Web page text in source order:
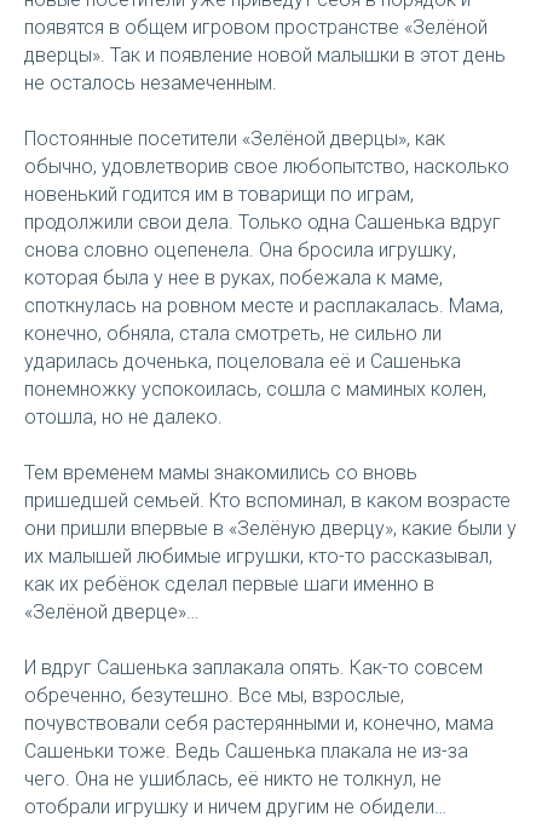
появятся в общем игровом пространстве «Зелёной
дверцы». Так и появление новой малышки в этот день
не осталось незамеченным.
Постоянные посетители «Зелёной дверцы», как
обычно, удовлетворив свое любопытство, насколько
новенький годится им в товарищи по играм,
продолжили свои дела. Только одна Сашенька вдруг
снова словно оцепенела. Она бросила игрушку,
которая была у нее в руках, побежала к маме,
споткнулась на ровном месте и расплакалась. Мама,
конечно, обняла, стала смотреть, не сильно ли
ударилась доченька, поцеловала её и Сашенька
понемножку успокоилась, сошла с маминых колен,
отошла, но не далеко.
Тем временем мамы знакомились со вновь
пришедшей семьей. Кто вспоминал, в каком возрасте
они пришли впервые в «Зелёную дверцу», какие были у
их малышей любимые игрушки, кто-то рассказывал,
как их ребёнок сделал первые шаги именно в
«Зелёной дверце»…
И вдруг Сашенька заплакала опять. Как-то совсем
обреченно, безутешно. Все мы, взрослые,
почувствовали себя растерянными и, конечно, мама
Сашеньки тоже. Ведь Сашенька плакала не из-за
чего. Она не ушиблась, её никто не толкнул, не
отобрали игрушку и ничем другим не обидели…